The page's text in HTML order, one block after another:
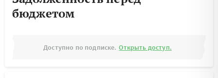
бюджетом
Доступно по подписке. Открыть доступ.